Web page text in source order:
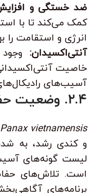
ضد خستگی و
کمک می‌کند تا با
انرژی و استقامت را
آنتی‌اکسیدان:
خاصیت
آسیب‌های
۲.۴. وضعیت حفاظتی و آینده پژوهش
Panax vietnamensis
و کندی رشد، به
است. تلاش‌های
برنامه‌های